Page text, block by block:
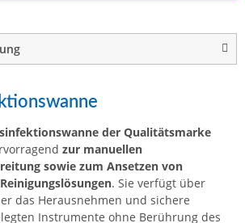
der Qualitätsmarke
zur manuellen
sowie zum Ansetzen von
. Sie verfügt über
das Herausnehmen und sichere
Instrumente ohne Berührung des